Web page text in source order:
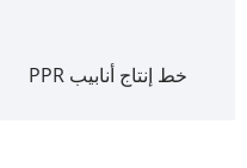
خط إنتاج أنابيب PPR